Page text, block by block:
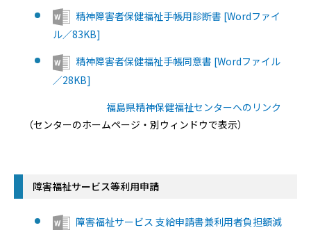
精神障害者保健福祉手帳用診断書 [Wordファイ
ル／83KB]
精神障害者保健福祉手帳同意書 [Wordファイル
／28KB]
福島県精神保健福祉センターへのリンク
（センターのホームページ・別ウィンドウで表示）
障害福祉サービス等利用申請
障害福祉サービス 支給申請書兼利用者負担額減